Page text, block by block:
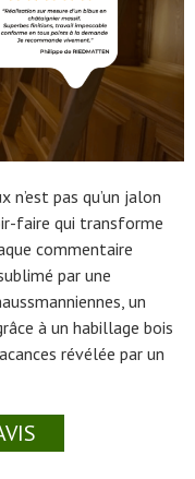
pas qu’un jalon
faire qui transforme
commentaire
par une
un
à un habillage bois
révélée par un